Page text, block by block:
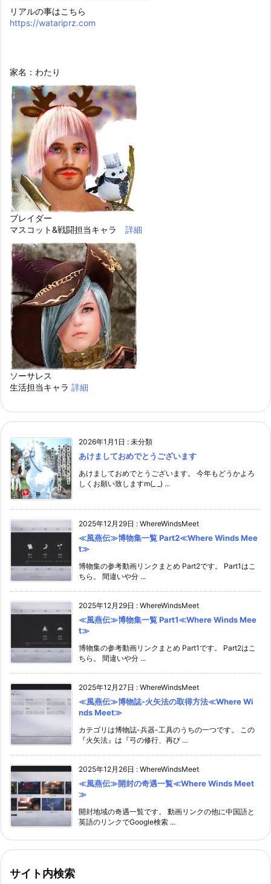
リアルの事はこちら
https://watariprz.com
家名：わたり
ブレイダー
マスコット&戦闘担当キャラ 詳細
ソーサレス
生活担当キャラ 詳細
2026年1月1日 : 未分類
あけましておめでとうございます
あけましておめでとうございます。 今年もどうかよろ
しくお願い致しますm(_ _) ...
2025年12月29日 : WhereWindsMeet
≪風燕伝≫博物集一覧 Part2≪Where Winds Mee
t≫
博物集の参考動画リンクまとめ Part2です。 Part1はこ
ちら。 間違いや分 ...
2025年12月29日 : WhereWindsMeet
≪風燕伝≫博物集一覧 Part1≪Where Winds Mee
t≫
博物集の参考動画リンクまとめ Part1です。 Part2はこ
ちら。 間違いや分 ...
2025年12月27日 : WhereWindsMeet
≪風燕伝≫博物誌-火矢法の取得方法≪Where Wi
nds Meet≫
カテゴリは博物誌-兵器-工具のうちの一つです。 この
『火矢法』は『弓の修行、再び ...
2025年12月26日 : WhereWindsMeet
≪風燕伝≫開封の奇遇一覧≪Where Winds Meet
≫
開封地域の奇遇一覧です。 動画リンクの他に中国語と
英語のリンクでGoogle検索 ...
サイト内検索